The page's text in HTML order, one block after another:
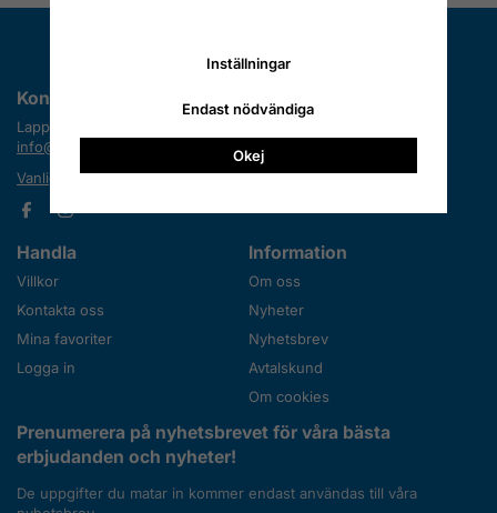
Kontakta oss
Lapplandimporten
info@lapplandimporten.se
Vanliga frågor (FAQ)
Handla
Villkor
Kontakta oss
Mina favoriter
Logga in
Information
Om oss
Nyheter
Nyhetsbrev
Avtalskund
Om cookies
Prenumerera på nyhetsbrevet för våra bästa
erbjudanden och nyheter!
De uppgifter du matar in kommer endast användas till våra
Inställningar
Endast nödvändiga
Okej